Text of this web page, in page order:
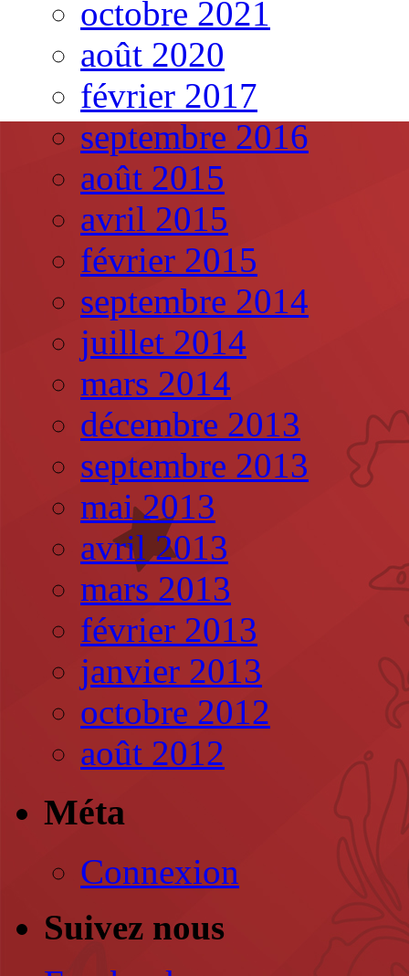
octobre 2021
août 2020
février 2017
septembre 2016
août 2015
avril 2015
février 2015
septembre 2014
juillet 2014
mars 2014
décembre 2013
septembre 2013
mai 2013
avril 2013
mars 2013
février 2013
janvier 2013
octobre 2012
août 2012
Méta
Connexion
Suivez nous